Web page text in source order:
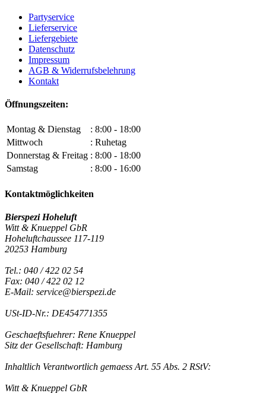
Partyservice
Lieferservice
Liefergebiete
Datenschutz
Impressum
AGB & Widerrufsbelehrung
Kontakt
Öffnungszeiten:
Montag & Dienstag
: 8:00 - 18:00
Mittwoch
: Ruhetag
Donnerstag & Freitag : 8:00 - 18:00
Samstag
: 8:00 - 16:00
Kontaktmöglichkeiten
Bierspezi Hoheluft
Witt & Knueppel GbR
Hoheluftchaussee 117-119
20253 Hamburg
Tel.: 040 / 422 02 54
Fax: 040 / 422 02 12
E-Mail: service@bierspezi.de
USt-ID-Nr.: DE454771355
Geschaeftsfuehrer: Rene Knueppel
Sitz der Gesellschaft: Hamburg
Inhaltlich Verantwortlich gemaess Art. 55 Abs. 2 RStV:
Witt & Knueppel GbR